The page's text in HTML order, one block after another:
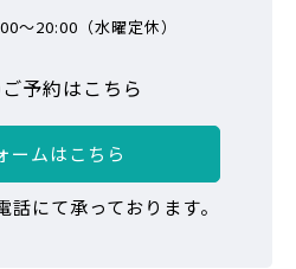
〜20:00（水曜定休）
予約はこちら
ームはこちら
話にて承っております。